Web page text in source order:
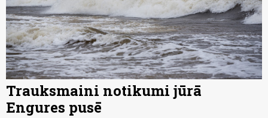
Trauksmaini notikumi jūrā
Engures pusē